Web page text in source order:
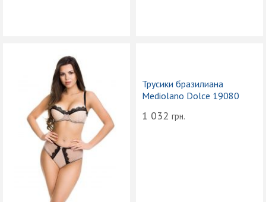
Трусики бразилиана
Mediolano Dolce 19080
1 032 грн.